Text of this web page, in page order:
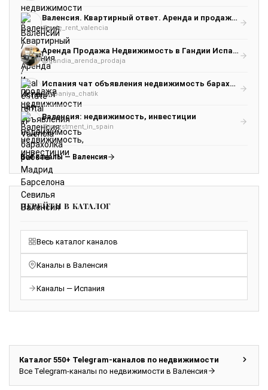
Валенсия. Квартирный ответ. Аренда и продажа недвижимости
@sale_rent_valencia
Аренда Продажа Недвижимость в Гандии Испания Валенсия Аликанте Gandia Valencia Alicante
@gandia_arenda_prodaja
Испания чат объявления недвижимость барахолка работа Мадрид Барселона Севилья Валенсия
@ispaniya_chatik
Валенсия: недвижимость, инвестиции
@investment_in_spain
Все каналы — Валенсия
ПЕРЕЙТИ В КАТАЛОГ
Весь каталог каналов
Каналы в Валенсия
Каналы — Испания
Каталог 550+ Telegram-каналов по недвижимости
Все Telegram-каналы по недвижимости в Валенсия